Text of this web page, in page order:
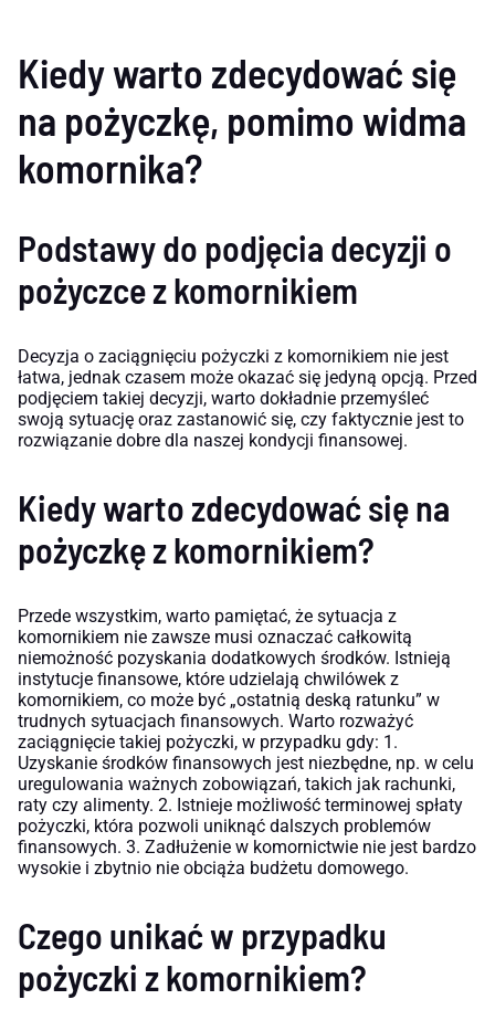
Kiedy warto zdecydować się
na pożyczkę, pomimo widma
komornika?
Podstawy do podjęcia decyzji o
pożyczce z komornikiem
Decyzja o zaciągnięciu pożyczki z komornikiem nie jest
łatwa, jednak czasem może okazać się jedyną opcją. Przed
podjęciem takiej decyzji, warto dokładnie przemyśleć
swoją sytuację oraz zastanowić się, czy faktycznie jest to
rozwiązanie dobre dla naszej kondycji finansowej.
Kiedy warto zdecydować się na
pożyczkę z komornikiem?
Przede wszystkim, warto pamiętać, że sytuacja z
komornikiem nie zawsze musi oznaczać całkowitą
niemożność pozyskania dodatkowych środków. Istnieją
instytucje finansowe, które udzielają chwilówek z
komornikiem, co może być „ostatnią deską ratunku” w
trudnych sytuacjach finansowych. Warto rozważyć
zaciągnięcie takiej pożyczki, w przypadku gdy: 1.
Uzyskanie środków finansowych jest niezbędne, np. w celu
uregulowania ważnych zobowiązań, takich jak rachunki,
raty czy alimenty. 2. Istnieje możliwość terminowej spłaty
pożyczki, która pozwoli uniknąć dalszych problemów
finansowych. 3. Zadłużenie w komornictwie nie jest bardzo
wysokie i zbytnio nie obciąża budżetu domowego.
Czego unikać w przypadku
pożyczki z komornikiem?